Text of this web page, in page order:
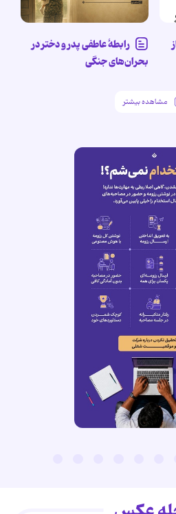
رابطۀ عاطفی پدر و دختر در
بحران‌های جنگی
مشاهده بیشتر